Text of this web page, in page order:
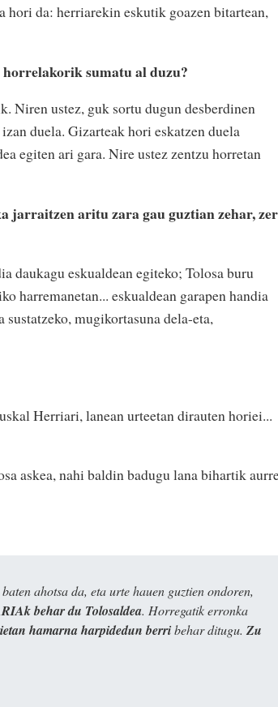
hori da: herriarekin eskutik goazen bitartean,
sumatu al duzu?
Niren ustez, guk sortu dugun desberdinen
duela. Gizarteak hori eskatzen duela
egiten ari gara. Nire ustez zentzu horretan
jarraitzen aritu zara gau guztian zehar, zer
daukagu eskualdean egiteko; Tolosa buru
harremanetan... eskualdean garapen handia
mugikortasuna dela-eta,
Herriari, lanean urteetan dirauten horiei...
askea, nahi baldin badugu lana bihartik
ahotsa da, eta urte hauen guztien ondoren,
behar du Tolosaldea. Horregatik erronka
hamarna harpidedun berribehar ditugu. Zu